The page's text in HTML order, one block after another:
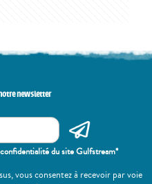
newsletter
du site Gulfstream*
vous consentez à recevoir par voie